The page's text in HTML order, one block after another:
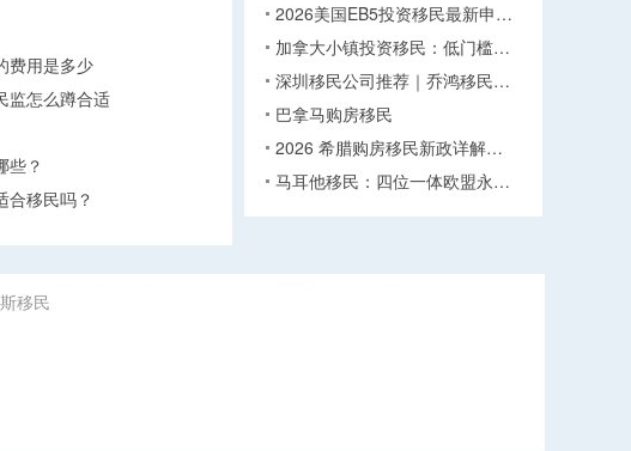
费用是多少
监怎么蹲合适
些？
合移民吗？
2026美国EB5投资移民最新申…
加拿大小镇投资移民：低门槛…
深圳移民公司推荐｜乔鸿移民…
巴拿马购房移民
2026 希腊购房移民新政详解…
马耳他移民：四位一体欧盟永…
移民